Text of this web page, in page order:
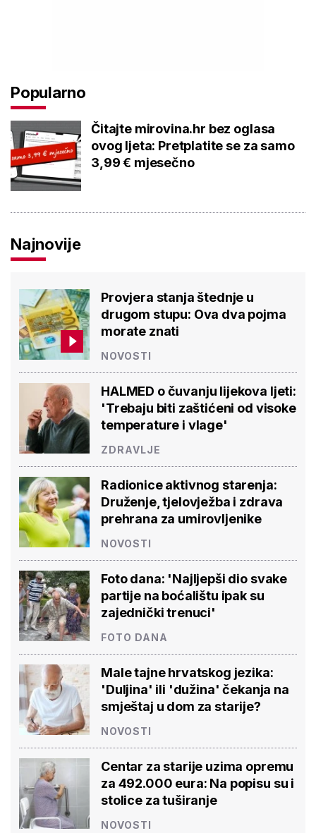
Popularno
Čitajte mirovina.hr bez oglasa
ovog ljeta: Pretplatite se za samo
3,99 € mjesečno
Najnovije
Provjera stanja štednje u
drugom stupu: Ova dva pojma
morate znati
NOVOSTI
HALMED o čuvanju lijekova ljeti:
'Trebaju biti zaštićeni od visoke
temperature i vlage'
ZDRAVLJE
Radionice aktivnog starenja:
Druženje, tjelovježba i zdrava
prehrana za umirovljenike
NOVOSTI
Foto dana: 'Najljepši dio svake
partije na boćalištu ipak su
zajednički trenuci'
FOTO DANA
Male tajne hrvatskog jezika:
'Duljina' ili 'dužina' čekanja na
smještaj u dom za starije?
NOVOSTI
Centar za starije uzima opremu
za 492.000 eura: Na popisu su i
stolice za tuširanje
NOVOSTI